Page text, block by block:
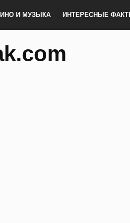
И МУЗЫКА ИНТЕРЕСНЫЕ